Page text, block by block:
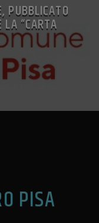
PUBBLICATO
LA “CARTA
PISA